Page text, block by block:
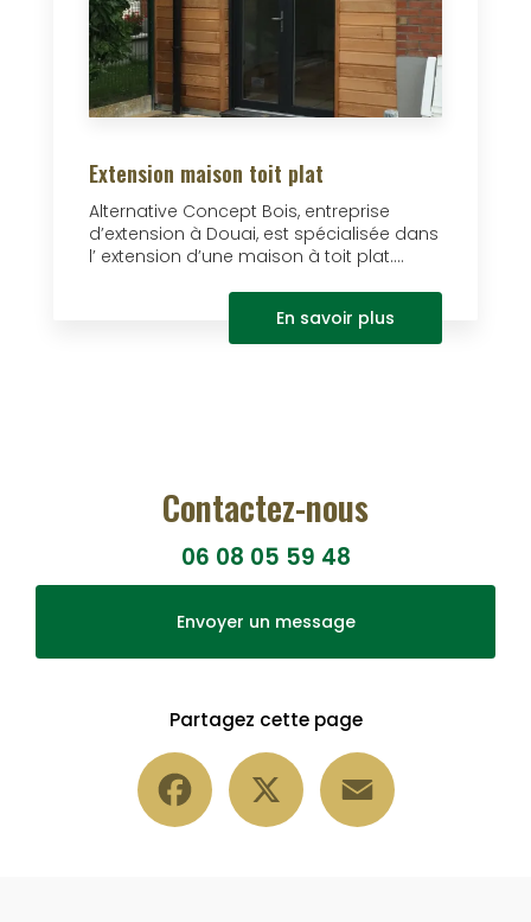
Extension maison toit plat
Alternative Concept Bois, entreprise
d’extension à Douai, est spécialisée dans
l’ extension d’une maison à toit plat....
En savoir plus
Contactez-nous
06 08 05 59 48
Envoyer un message
Partagez cette page
Facebook